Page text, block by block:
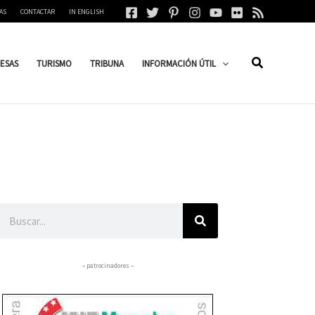
CONTACTAR IN ENGLISH
TURISMO TRIBUNA INFORMACIÓN ÚTIL
– patrocinadores –